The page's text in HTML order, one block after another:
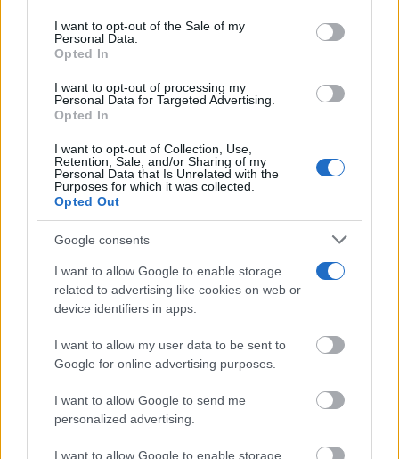
Please note that this website/app uses one or more Google
services and may gather and store information including but
not limited to your visit or usage behaviour. You may click to
use your data for below specified purposes in below Google
consent section.
I want to opt-out of the Sale of my
Personal Data.
Opted In
I want to opt-out of processing my
Personal Data for Targeted Advertising.
Opted In
I want to opt-out of Collection, Use,
Retention, Sale, and/or Sharing of my
Personal Data that Is Unrelated with the
Purposes for which it was collected.
Opted Out
Google consents
I want to allow Google to enable storage
related to advertising like cookies on web or
device identifiers in apps.
I want to allow my user data to be sent to
Google for online advertising purposes.
I want to allow Google to send me
personalized advertising.
I want to allow Google to enable storage
1 2 3
Últimas noticias
El Festival Internacional de Cine
de Almagro celebra este sábado
la gala de su novena edición
07/08/2026
Fiestas de Tomelloso 2026
07/08/2026
La Junta activa un dispositivo
incendios forestales y velar por
la seguridad durante el eclipse de
sol